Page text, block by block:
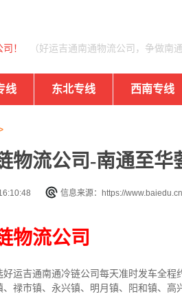
！ （好运吉通南通物流公司，争做南
线 东北专线 西南专线
物流公司-南通至华
信息来源：https://www.baiedu.cn
物流公司
运吉通南通冷链公司每天准时发车全
禄市镇、永兴镇、明月镇、阳和镇、高